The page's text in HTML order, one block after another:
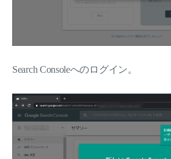
Search Consoleへのログイン。